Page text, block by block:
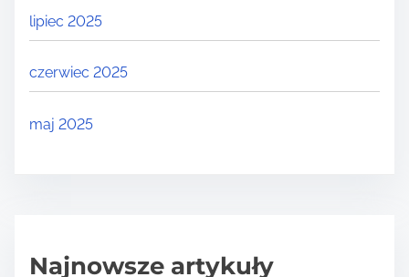
lipiec 2025
czerwiec 2025
maj 2025
Najnowsze artykuły